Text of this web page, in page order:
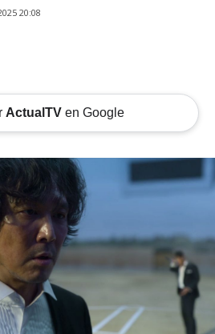
20:08
ActualTVen Google